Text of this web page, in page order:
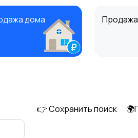
дома
👉 Сохранить поиск